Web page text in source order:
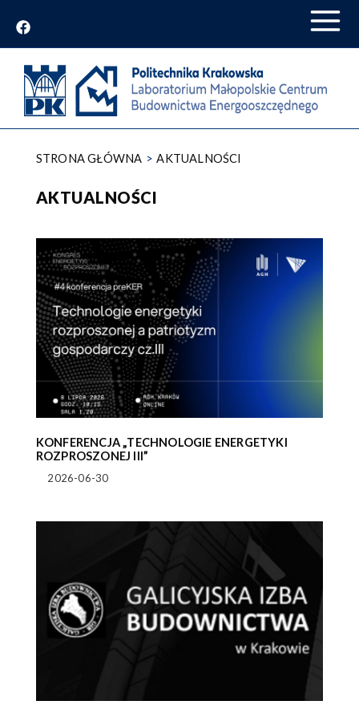
STRONA GŁÓWNA AKTUALNOŚCI
AKTUALNOŚCI
KONFERENCJA „TECHNOLOGIE ENERGETYKI
ROZPROSZONEJ III”
2026-06-30